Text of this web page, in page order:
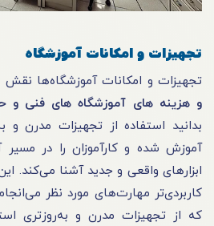
تجهیزات و امکانات آموزشگاه
تجهیزات و امکانات آموزشگاه‌ها نقش
و هزینه های آموزشگاه های فنی و
بدانید استفاده از تجهیزات مدرن و
آموزش شده و کارآموزان را در مسیر
ابزارهای واقعی و جدید آشنا می‌کند.
کاربردی‌تر مهارت‌های مورد نظر
که از تجهیزات مدرن و به‌روزتری